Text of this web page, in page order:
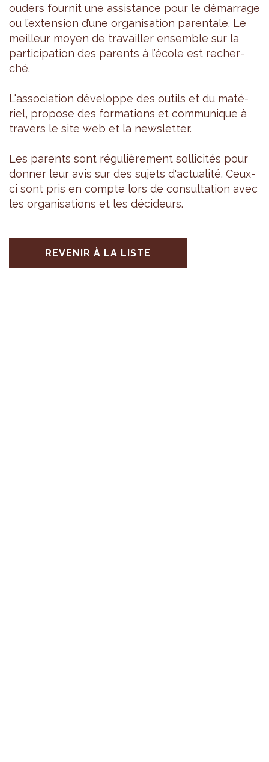
ouders four­nit une assis­tance pour le démar­rage
ou l’ex­ten­sion d’une orga­ni­sa­tion paren­tale. Le
meilleur moyen de tra­vailler ensemble sur la
par­ti­ci­pa­tion des parents à l’école est recher­
ché.
L'as­so­cia­tion déve­loppe des outils et du maté­
riel, pro­pose des for­ma­tions et com­mu­nique à
tra­vers le site web et la news­let­ter.
Les parents sont régu­liè­re­ment sol­li­ci­tés pour
don­ner leur avis sur des sujets d'ac­tua­lité. Ceux-
ci sont pris en compte lors de consul­ta­tion avec
les orga­ni­sa­tions et les déci­deurs.
REVENIR À LA LISTE